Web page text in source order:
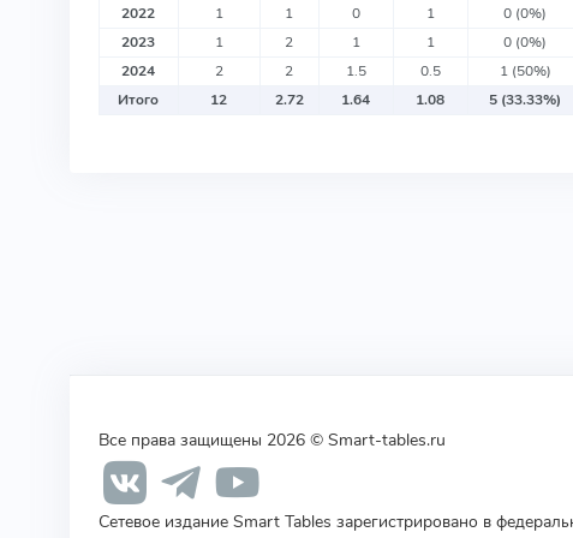
2022 1 1 0 1 0 (0%)
2023
1 2 1 1 0 (0%)
2024
2 2 1.5 0.5 1 (50%)
Итого
12 2.72 1.64 1.08 5 (33.33%)
Все права защищены 2026 © Smart-tables.ru
Сетевое издание Smart Tables зарегистрировано в